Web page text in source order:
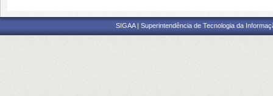
SIGAA | Superintendência de Tecnologia da